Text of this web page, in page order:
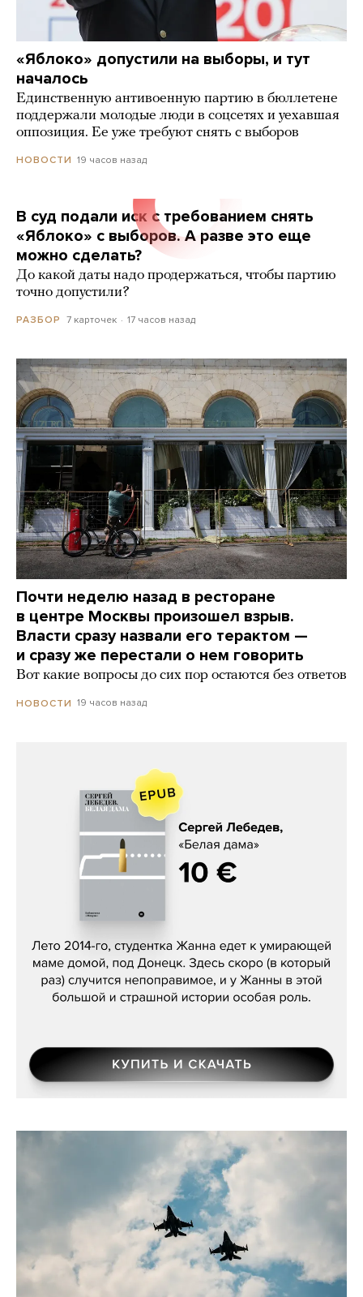
«Яблоко» допустили на выборы, и тут
началось
Единственную антивоенную партию в бюллетене
поддержали молодые люди в соцсетях и уехавшая
оппозиция. Ее уже требуют снять с выборов
НОВОСТИ 19 часов назад
В суд подали иск с требованием снять
«Яблоко» с выборов. А разве это еще
можно сделать?
До какой даты надо продержаться, чтобы партию
точно допустили?
РАЗБОР 7 карточек 17 часов назад
Почти неделю назад в ресторане
в центре Москвы произошел взрыв.
Власти сразу назвали его терактом —
и сразу же перестали о нем говорить
Вот какие вопросы до сих пор остаются без ответов
НОВОСТИ 19 часов назад
Сергей Лебедев, «Белая дама»